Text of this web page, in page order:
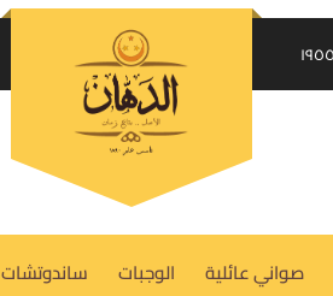
إرسال الكود على واتساب
USERNAME OR EMAIL ADDRESS*
PASSWORD* REQUIRED ساندوتشات الوجبات صواني عائلية